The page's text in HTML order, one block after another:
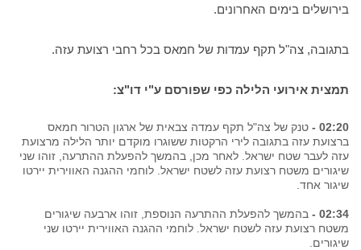
בירושלים בימים האחרונים.
בתגובה, צה"ל תקף עמדות של חמאס בכל רחבי רצועת עזה.
תמצית אירועי הלילה כפי שפורסם ע"י דו"צ:
02:20 -
טנק של צה"ל תקף עמדה צבאית של ארגון הטרור חמאס
ברצועת עזה בתגובה לירי הרקטות ששוגרו מוקדם יותר הלילה מרצועת
עזה לעבר שטח ישראל. לאחר מכן, בהמשך להפעלת ההתרעה, זוהו שני
שיגורים משטח רצועת עזה לשטח ישראל. לוחמי ההגנה האווירית יירטו
שיגור אחד.
02:34 -
בהמשך להפעלת ההתרעה הנוספת, זוהו ארבעה שיגורים
משטח רצועת עזה לשטח ישראל. לוחמי ההגנה האווירית יירטו שני
שיגורים.